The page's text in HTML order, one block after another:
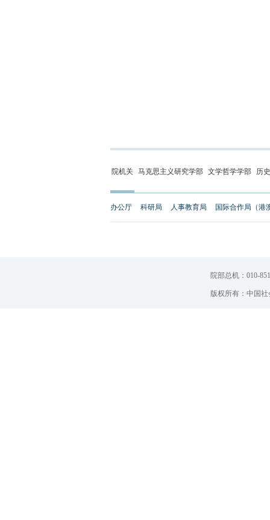
院机关 马克思主义研究学部 文学哲学学部 历
办公厅 科研局 人事教育局 国际合作局（港
院部总机：010-
版权所有：中国